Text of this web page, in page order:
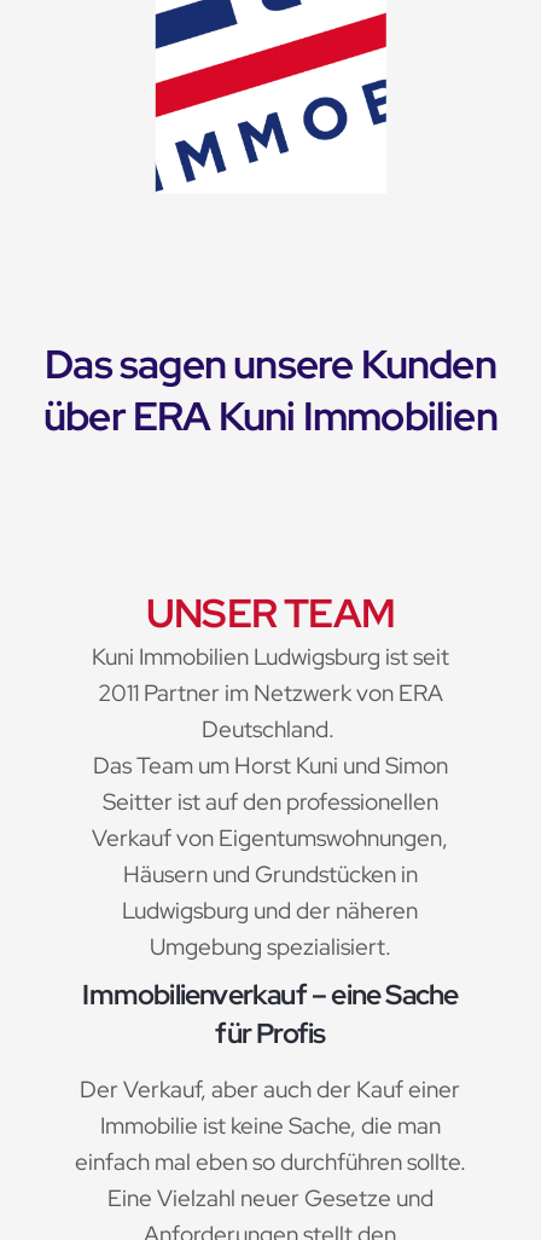
Das sagen unsere Kunden
über ERA Kuni Immobilien
UNSER TEAM
Kuni Immobilien Ludwigsburg ist seit
2011 Partner im Netzwerk von ERA
Deutschland.
Das Team um Horst Kuni und Simon
Seitter ist auf den professionellen
Verkauf von Eigentumswohnungen,
Häusern und Grundstücken in
Ludwigsburg und der näheren
Umgebung spezialisiert.
Immobilienverkauf – eine Sache
für Profis
Der Verkauf, aber auch der Kauf einer
Immobilie ist keine Sache, die man
einfach mal eben so durchführen sollte.
Eine Vielzahl neuer Gesetze und